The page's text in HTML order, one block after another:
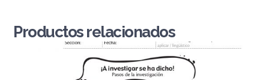
Productos relacionados